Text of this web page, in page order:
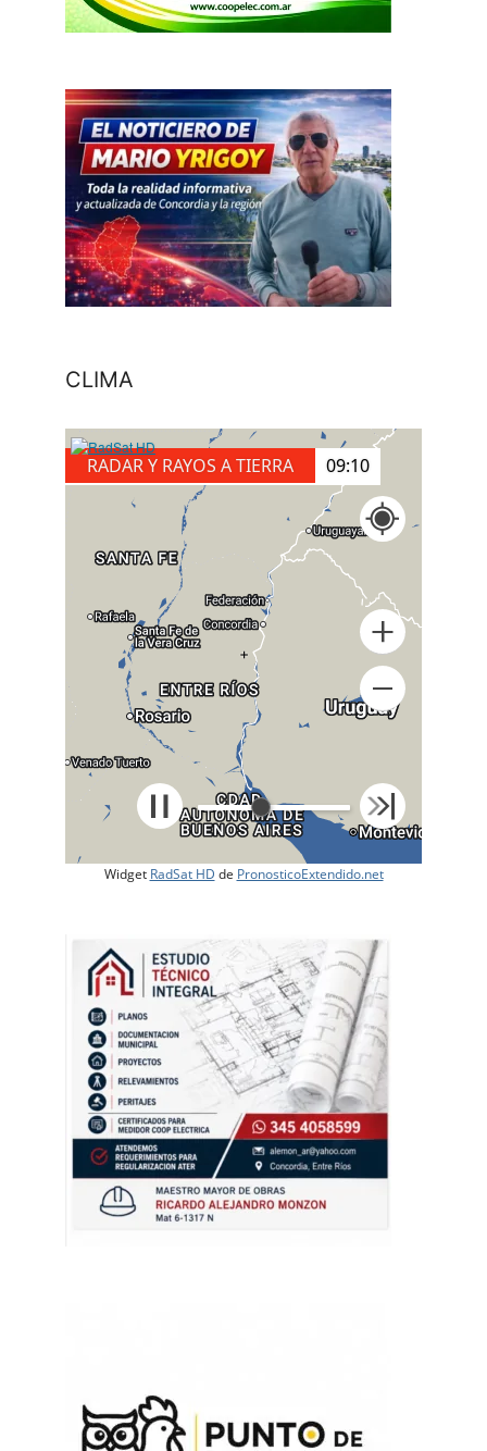
CLIMA
RADAR Y RAYOS A TIERRA 09:30
+
Widget RadSat HD de PronosticoExtendido.net